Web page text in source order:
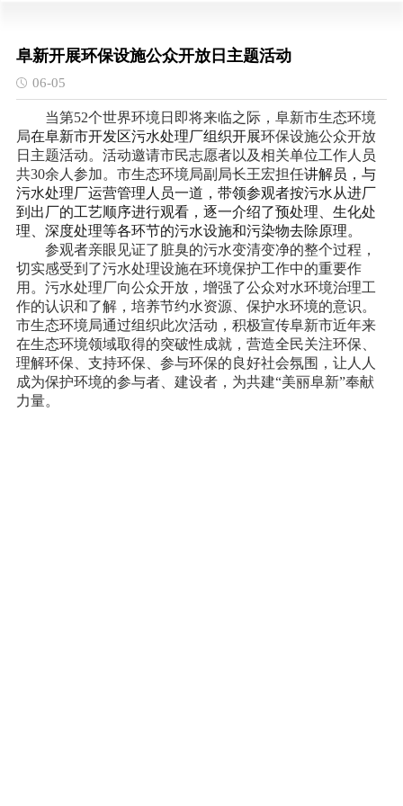
阜新开展环保设施公众开放日主题活动
06-05
当第52个世界环境日即将来临之际，阜新市生态环境
局在阜新市开发区污水处理厂组织开展环保设施公众开放
日主题活动。活动邀请市民志愿者以及相关单位工作人员
共30余人参加。市生态环境局副局长王宏担任讲解员，与
污水处理厂运营管理人员一道，带领参观者按污水从进厂
到出厂的工艺顺序进行观看，逐一介绍了预处理、生化处
理、深度处理等各环节的污水设施和污染物去除原理。
参观者亲眼 见证了脏臭的污水变清变净的整个过程，
切实感受到了污水处理设施在环境保护工作中的重要作
用。污水处理厂向公众开放，增强了公众对水环境治理工
作的认识和了解，培养节约水资源、保护水环境的意识。
市生态环境局通过组织此次活动，积极宣传阜新市近年来
在生态环境领域取得的突破性成就，营造全民关注环保、
理解环保、支持环保、参与环保的良好社会氛围，让人人
成为保护环境的参与者、建设者，为共建“美丽阜新”奉献
力量。